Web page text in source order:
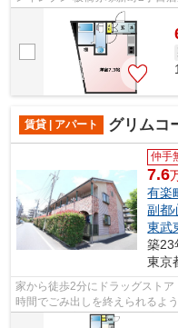
立地する物件なので、電車を多く
賃貸 | アパート グリムコ
仲手
7.6
有楽
副都
東武
築23
東京
家から徒歩2分にドラッグスト
時間でごみ出しを終えられるよ
初期費用や家賃のカード決済で